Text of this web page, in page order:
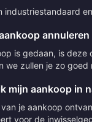
industriestandaard
is gedaan, is
we zullen je zo goed
mijn aankoop in
je aankoop
voor de